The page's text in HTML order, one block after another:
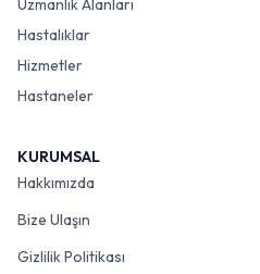
Uzmanlık Alanları
Hastalıklar
Hizmetler
Hastaneler
KURUMSAL
Hakkımızda
Bize Ulaşın
Gizlilik Politikası